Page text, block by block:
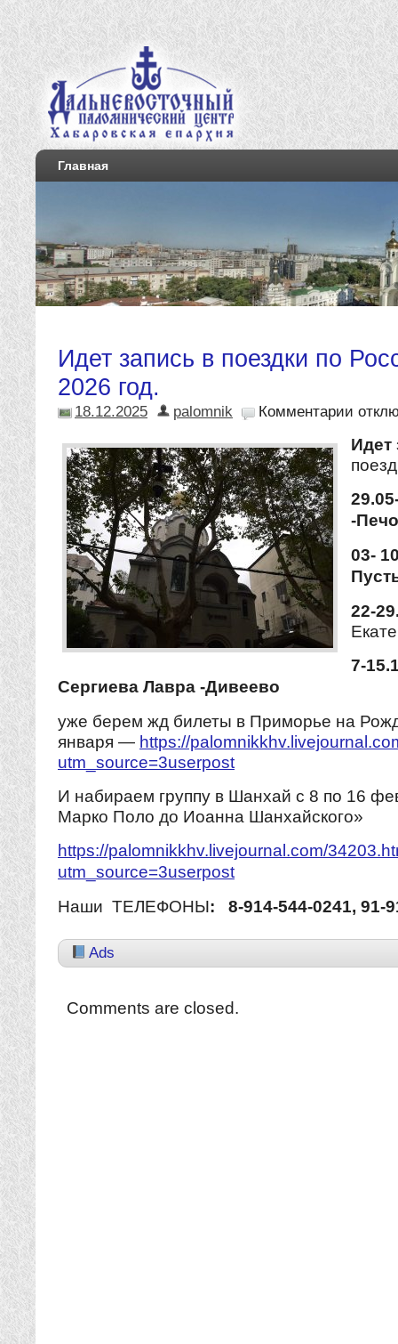
Главная
Идет запись в поездки по
2026 год.
18.12.2025 palomnik Комментарии
Идет
-
03-
22-
7-
Сергиева Лавра -Дивеево
уже берем жд билеты в Приморье на
января — https://
utm_source=3userpost
И набираем группу в Шанхай с 8 по 16
Марко Поло до Иоанна Шанхайского»
https://palomnikkhv.livejournal.com/
utm_source=3userpost
Наши ТЕЛЕФОНЫ: 8-914-544-0241, 91-
Ads
Comments are closed.